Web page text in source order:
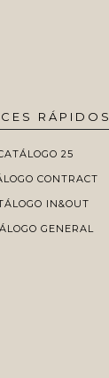
RÁPIDOS
25
CONTRACT
IN&OUT
GENERAL